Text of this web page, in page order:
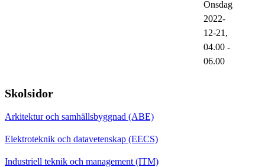
Onsdag
2022-
12-21,
04.00 -
06.00
Skolsidor
Arkitektur och samhällsbyggnad (ABE)
Elektroteknik och datavetenskap (EECS)
Industriell teknik och management (ITM)